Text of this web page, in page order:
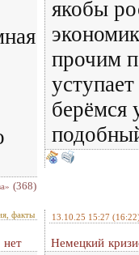
(368)
якобы
прочим
берёмся
факты
нет
13.10.25 15:27
Немецкий